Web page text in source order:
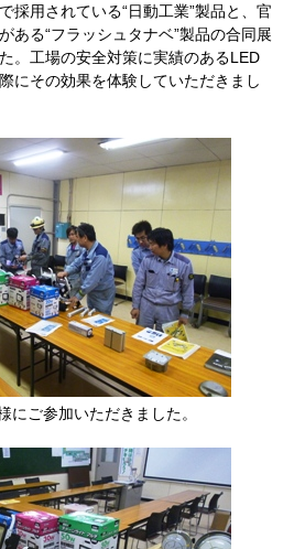
採用されている“日動工業”製品と、官
ある“フラッシュタナベ”製品の合同展
。工場の安全対策に実績のあるLED
にその効果を体験していただきまし
にご参加いただきました。